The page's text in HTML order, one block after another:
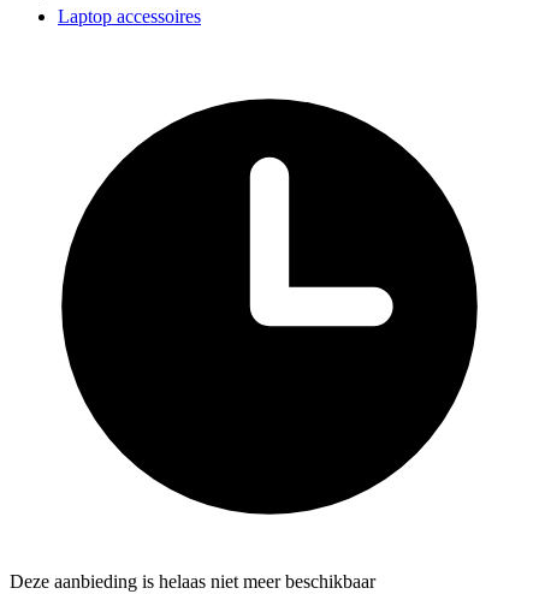
Laptop accessoires
Deze aanbieding is helaas niet meer beschikbaar